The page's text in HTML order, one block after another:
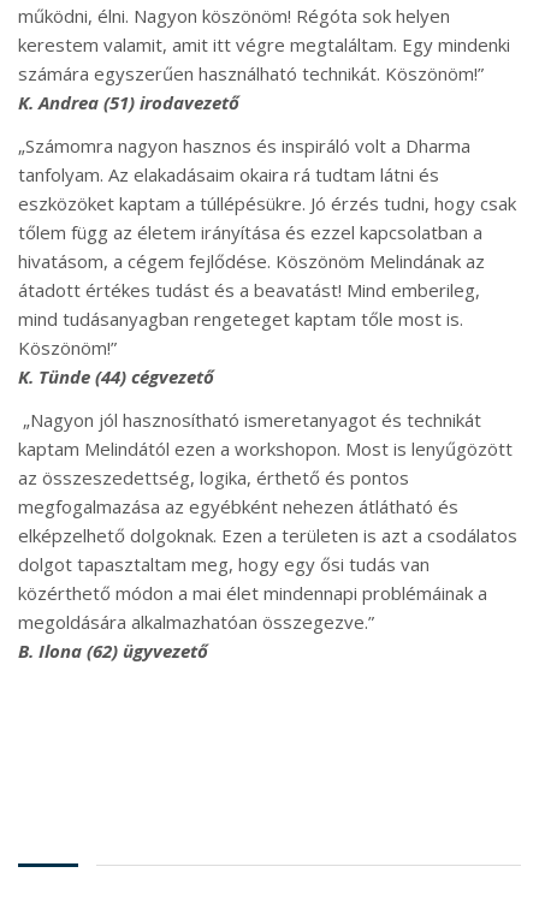
működni, élni. Nagyon köszönöm! Régóta sok helyen
kerestem valamit, amit itt végre megtaláltam. Egy mindenki
számára egyszerűen használható technikát. Köszönöm!”
K. Andrea (51) irodavezető
„Számomra nagyon hasznos és inspiráló volt a Dharma
tanfolyam. Az elakadásaim okaira rá tudtam látni és
eszközöket kaptam a túllépésükre. Jó érzés tudni, hogy csak
tőlem függ az életem irányítása és ezzel kapcsolatban a
hivatásom, a cégem fejlődése. Köszönöm Melindának az
átadott értékes tudást és a beavatást! Mind emberileg,
mind tudásanyagban rengeteget kaptam tőle most is.
Köszönöm!”
K. Tünde (44) cégvezető
„Nagyon jól hasznosítható ismeretanyagot és technikát
kaptam Melindától ezen a workshopon. Most is lenyűgözött
az összeszedettség, logika, érthető és pontos
megfogalmazása az egyébként nehezen átlátható és
elképzelhető dolgoknak. Ezen a területen is azt a csodálatos
dolgot tapasztaltam meg, hogy egy ősi tudás van
közérthető módon a mai élet mindennapi problémáinak a
megoldására alkalmazhatóan összegezve.”
B. Ilona (62) ügyvezető